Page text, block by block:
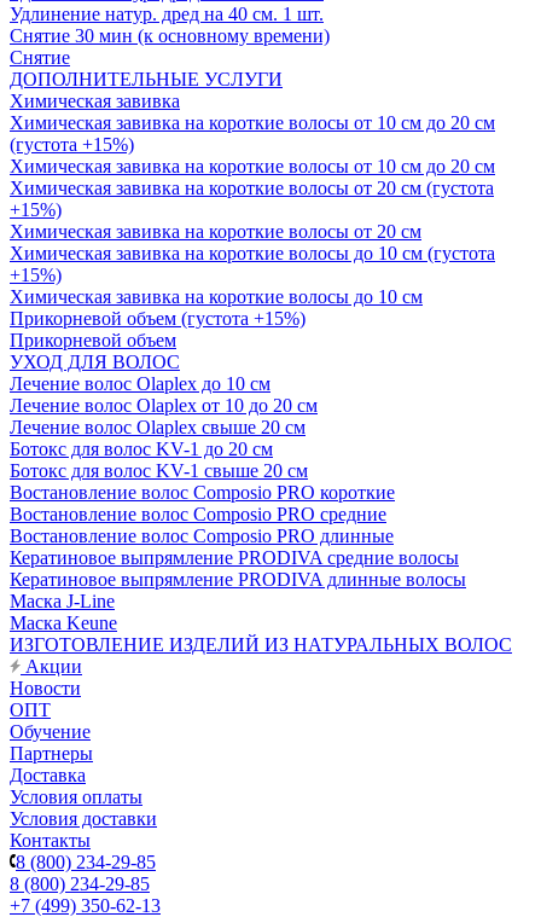
Удлинение натур. дред на 40 см. 1 шт.
Снятие 30 мин (к основному времени)
Снятие
ДОПОЛНИТЕЛЬНЫЕ УСЛУГИ
Химическая завивка
Химическая завивка на короткие волосы от 10 см до 20 см
(густота +15%)
Химическая завивка на короткие волосы от 10 см до 20 см
Химическая завивка на короткие волосы от 20 см (густота
+15%)
Химическая завивка на короткие волосы от 20 см
Химическая завивка на короткие волосы до 10 см (густота
+15%)
Химическая завивка на короткие волосы до 10 см
Прикорневой объем (густота +15%)
Прикорневой объем
УХОД ДЛЯ ВОЛОС
Лечение волос Olapleх до 10 см
Лечение волос Olapleх от 10 до 20 см
Лечение волос Olapleх свыше 20 см
Ботокс для волос KV-1 до 20 см
Ботокс для волос KV-1 свыше 20 см
Востановление волос Composio PRO короткие
Востановление волос Composio PRO средние
Востановление волос Composio PRO длинные
Кератиновое выпрямление PRODIVA средние волосы
Кератиновое выпрямление PRODIVA длинные волосы
Маска J-Line
Маска Keune
ИЗГОТОВЛЕНИЕ ИЗДЕЛИЙ ИЗ НАТУРАЛЬНЫХ ВОЛОС
Акции
Новости
ОПТ
Обучение
Партнеры
Доставка
Условия оплаты
Условия доставки
Контакты
8 (800) 234-29-85
8 (800) 234-29-85
+7 (499) 350-62-13